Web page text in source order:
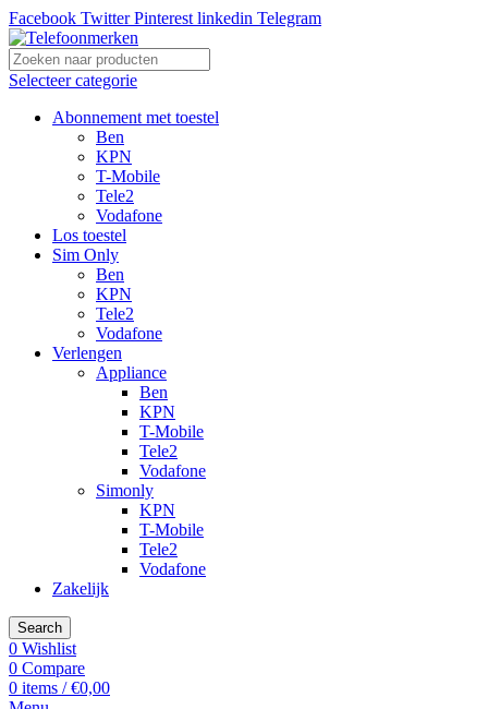
Facebook Twitter Pinterest linkedin Telegram
Selecteer categorie
Abonnement met toestel
Ben
KPN
T-Mobile
Tele2
Vodafone
Los toestel
Sim Only
Ben
KPN
Tele2
Vodafone
Verlengen
Appliance
Ben
KPN
T-Mobile
Tele2
Vodafone
Simonly
KPN
T-Mobile
Tele2
Vodafone
Zakelijk
Search
0 Wishlist
0 Compare
0 items / €0,00